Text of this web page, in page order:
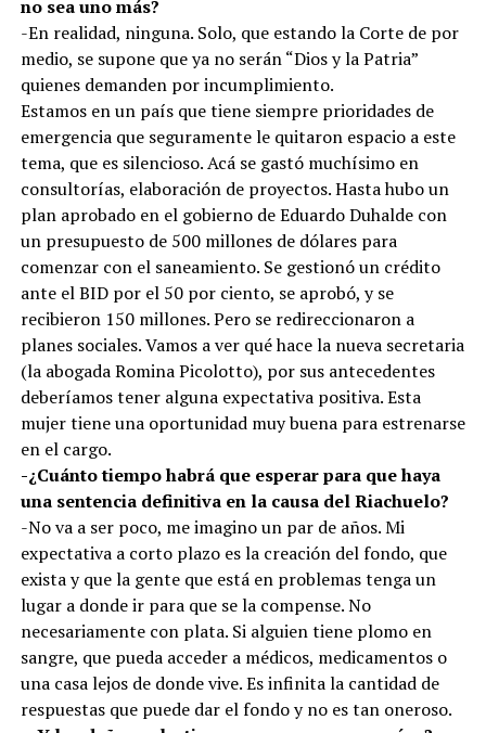
no sea uno más?
-En realidad, ninguna. Solo, que estando la Corte de por
medio, se supone que ya no serán “Dios y la Patria”
quienes demanden por incumplimiento.
Estamos en un país que tiene siempre prioridades de
emergencia que seguramente le quitaron espacio a este
tema, que es silencioso. Acá se gastó muchísimo en
consultorías, elaboración de proyectos. Hasta hubo un
plan aprobado en el gobierno de Eduardo Duhalde con
un presupuesto de 500 millones de dólares para
comenzar con el saneamiento. Se gestionó un crédito
ante el BID por el 50 por ciento, se aprobó, y se
recibieron 150 millones. Pero se redireccionaron a
planes sociales. Vamos a ver qué hace la nueva secretaria
(la abogada Romina Picolotto), por sus antecedentes
deberíamos tener alguna expectativa positiva. Esta
mujer tiene una oportunidad muy buena para estrenarse
en el cargo.
-¿Cuánto tiempo habrá que esperar para que haya
una sentencia definitiva en la causa del Riachuelo?
-No va a ser poco, me imagino un par de años. Mi
expectativa a corto plazo es la creación del fondo, que
exista y que la gente que está en problemas tenga un
lugar a donde ir para que se la compense. No
necesariamente con plata. Si alguien tiene plomo en
sangre, que pueda acceder a médicos, medicamentos o
una casa lejos de donde vive. Es infinita la cantidad de
respuestas que puede dar el fondo y no es tan oneroso.